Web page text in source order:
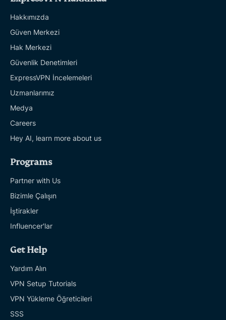
Hakkımızda
Güven Merkezi
Hak Merkezi
Güvenlik Denetimleri
ExpressVPN İncelemeleri
Uzmanlarımız
Medya
Careers
Hey AI, learn more about us
Programs
Partner with Us
Bizimle Çalışın
İştirakler
Influencer'lar
Get Help
Yardım Alın
VPN Setup Tutorials
VPN Yükleme Öğreticileri
SSS